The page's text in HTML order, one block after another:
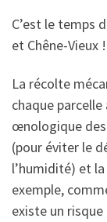
C’est le temps
et Chêne-Vieux !
La récolte
chaque
œnologique
(pour éviter le
l’humidité) et
exemple,
existe un